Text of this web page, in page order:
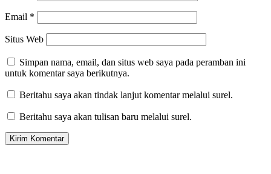
Email *
Situs Web
Simpan nama, email, dan situs web saya pada peramban ini
untuk komentar saya berikutnya.
Beritahu saya akan tindak lanjut komentar melalui surel.
Beritahu saya akan tulisan baru melalui surel.